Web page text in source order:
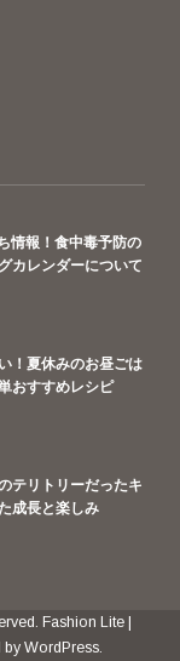
情報！食中毒予防の
カレンダーについて
！夏休みのお昼ごは
おすすめレシピ
テリトリーだったキ
成長と楽しみ
Fashion Lite |
by WordPress.